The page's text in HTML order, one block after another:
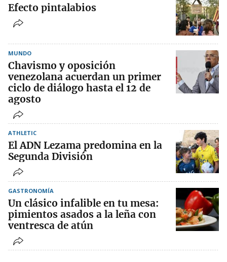
Efecto pintalabios
MUNDO
Chavismo y oposición
venezolana acuerdan un primer
ciclo de diálogo hasta el 12 de
agosto
ATHLETIC
El ADN Lezama predomina en la
Segunda División
GASTRONOMÍA
Un clásico infalible en tu mesa:
pimientos asados a la leña con
ventresca de atún